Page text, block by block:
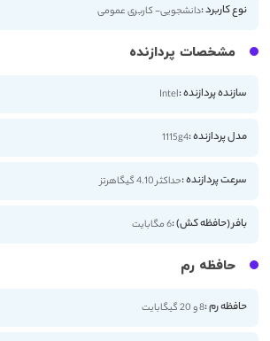
نوع کاربرد :دانشجویی- کاربری عمومی
مشخصات پردازنده
سازنده پردازنده :Intel
مدل پردازنده :1115g4
سرعت پردازنده :حداکثر 4.10 گیگاهرتز
بافر (حافظه کش) :6 مگابایت
حافظه رم
حافظه رم :8 و 20 گیگابایت